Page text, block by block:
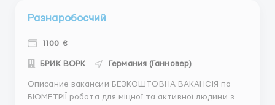
Разнаробосчий
1100 €
БРИК ВОРК Германия (Ганновер)
Описание вакансии БЕЗКОШТОВНА ВАКАНСІЯ по
БІОМЕТРІЇ робота для міцної та активної людини з